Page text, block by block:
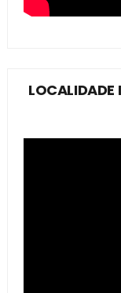
LOCALIDADE